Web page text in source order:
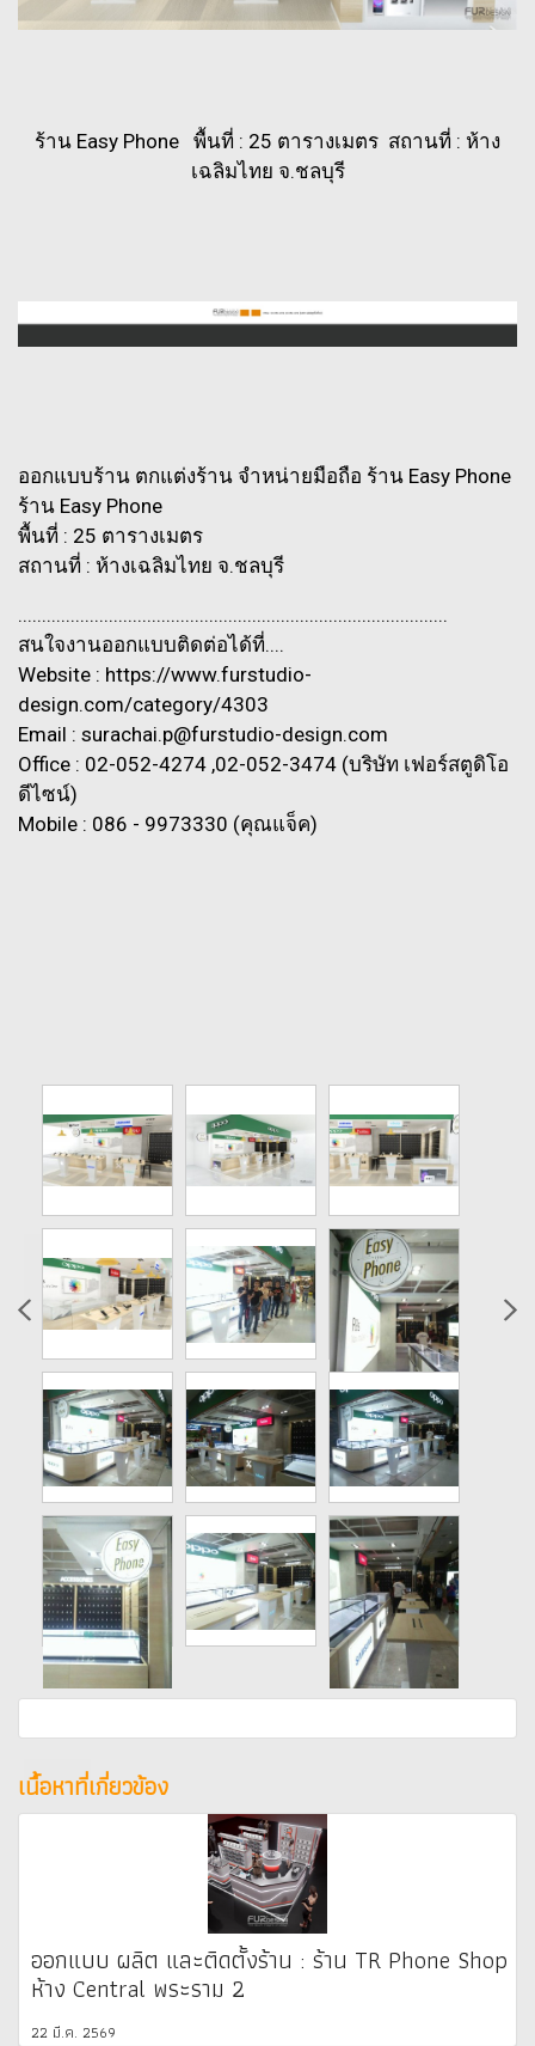
ร้าน Easy Phone พื้นที่ : 25 ตารางเมตร สถานที่ : ห้าง
เฉลิมไทย จ.ชลบุรี
ออกแบบร้าน ตกแต่งร้าน จำหน่ายมือถือ ร้าน Easy Phone
ร้าน Easy Phone
พื้นที่ : 25 ตารางเมตร
สถานที่ : ห้างเฉลิมไทย จ.ชลบุรี
..........................................................................................
สนใจงานออกแบบติดต่อได้ที่....
Website : https://www.furstudio-
design.com/category/4303
Email : surachai.p@furstudio-design.com
Office : 02-052-4274 ,02-052-3474 (บริษัท เฟอร์สตูดิโอ
ดีไซน์)
Mobile : 086 - 9973330 (คุณแจ็ค)
เนื้อหาที่เกี่ยวข้อง
ออกแบบ ผลิต และติดตั้งร้าน : ร้าน TR Phone Shop
ห้าง Central พระราม 2
22 มี.ค. 2569